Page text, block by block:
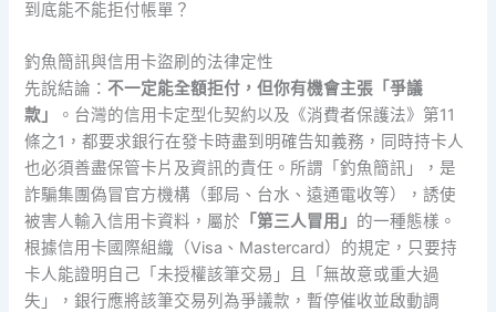
到底能不能拒付帳單？
釣魚簡訊與信用卡盜刷的法律定性
先說結論： 不一定能全額拒付，但你有機會主張「爭議
款」
。台灣的信用卡定型化契約以及《消費者保護法》第11
條之1，都要求銀行在發卡時盡到明確告知義務，同時持卡人
也必須善盡保管卡片及資訊的責任。所謂「釣魚簡訊」，是
詐騙集團偽冒官方機構（郵局、台水、遠通電收等），誘使
被害人輸入信用卡資料，屬於 「第三人冒用」 的一種態樣。
根據信用卡國際組織（Visa、Mastercard）的規定，只要持
卡人能證明自己「未授權該筆交易」且「無故意或重大過
失」，銀行應將該筆交易列為爭議款，暫停催收並啟動調